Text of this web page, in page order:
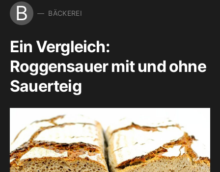
B BÄCKEREI
Ein Vergleich:
Roggensauer mit und ohne
Sauerteig